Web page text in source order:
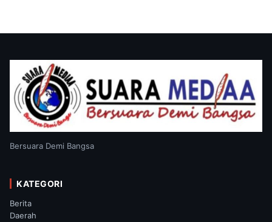
Bersuara Demi Bangsa
KATEGORI
Berita
Daerah